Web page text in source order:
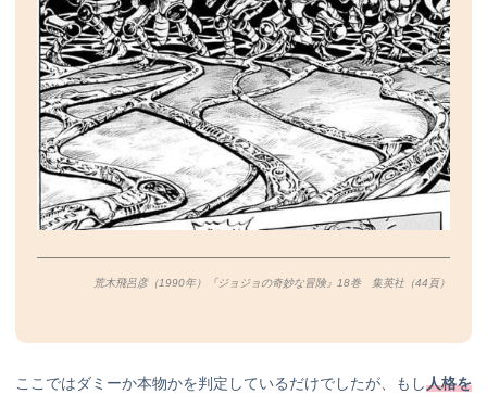
荒木飛呂彦（1990年）『ジョジョの奇妙な冒険』18巻 集英社（44 頁）
ここではダミーか本物かを判定しているだけでしたが、もし人格を